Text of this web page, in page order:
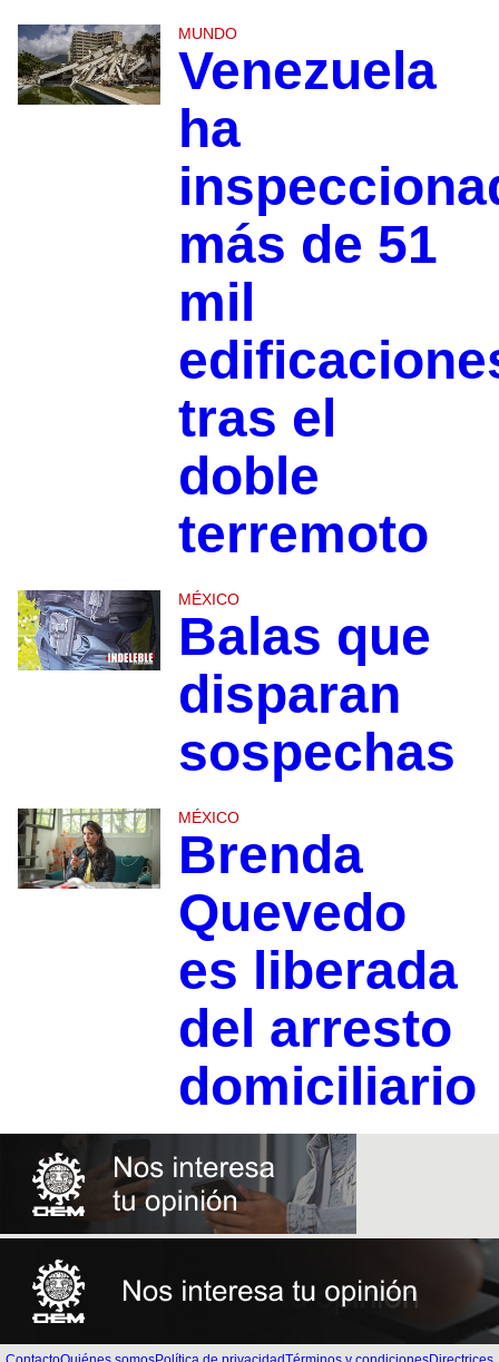
MUNDO
Venezuela
ha
más de 51
mil
tras el
doble
terremoto
MÉXICO
Balas que
disparan
sospechas
MÉXICO
Brenda
Quevedo
es liberada
del arresto
domiciliario